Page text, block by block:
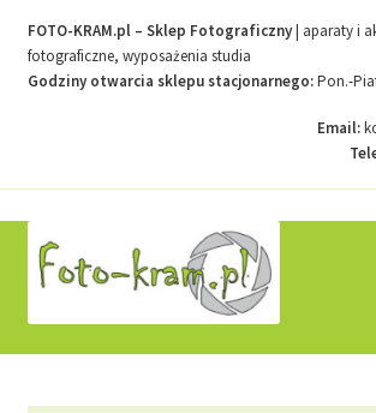
FOTO-KRAM.pl – Sklep Fotograficzny| aparaty i
fotograficzne, wyposażenia studia
Godziny otwarcia sklepu stacjonarnego:Pon.-
Email:
do
nawigacji
do
treści